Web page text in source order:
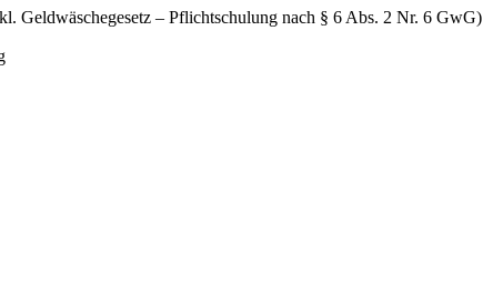
Geldwäschegesetz – Pflichtschulung nach § 6 Abs. 2 Nr. 6 GwG)